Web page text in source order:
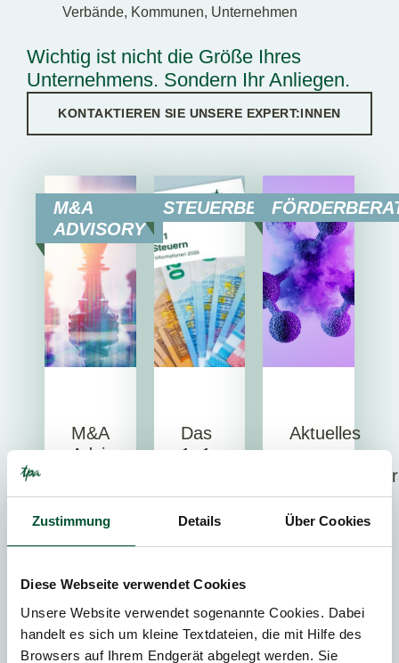
Zustimmung Details Über Cookies
Diese Webseite verwendet Cookies
Unsere Website verwendet sogenannte Cookies. Dabei
handelt es sich um kleine Textdateien, die mit Hilfe des
Browsers auf Ihrem Endgerät abgelegt werden. Sie
Verbände, Kommunen, Unternehmen
Wichtig ist nicht die Größe Ihres
Unternehmens. Sondern Ihr Anliegen.
KONTAKTIEREN SIE UNSERE EXPERT:INNEN
M&A
ADVISORY
M&A
Advisory
Reporting
Corporate
STEUERBERATUNG
Das
1×1
Steuern
–
große
Überblick
Aktuelles
Das
neuer
Richtlinien